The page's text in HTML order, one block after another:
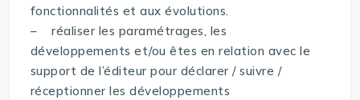
fonctionnalités et aux évolutions.
– réaliser les paramétrages, les
développements et/ou êtes en relation avec le
support de l’éditeur pour déclarer / suivre /
réceptionner les développements